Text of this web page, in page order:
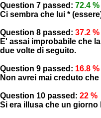
Question 7 passed: 72.4 %
Ci sembra che lui *
Question 8 passed: 37.2 %
E' assai improbabile che
due volte di seguito.
Question 9 passed: 16.8 %
Non avrei mai creduto
Question 10 passed: 22 %
Si era illusa che un giorno